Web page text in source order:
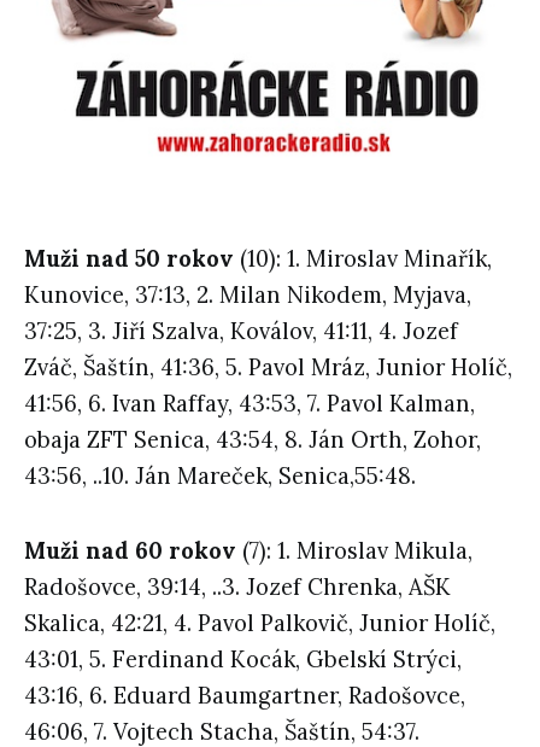
Muži nad 50 rokov (10): 1. Miroslav Minařík,
Kunovice, 37:13, 2. Milan Nikodem, Myjava,
37:25, 3. Jiří Szalva, Koválov, 41:11, 4. Jozef
Zváč, Šaštín, 41:36, 5. Pavol Mráz, Junior Holíč,
41:56, 6. Ivan Raffay, 43:53, 7. Pavol Kalman,
obaja ZFT Senica, 43:54, 8. Ján Orth, Zohor,
43:56, ..10. Ján Mareček, Senica,55:48.
Muži nad 60 rokov (7): 1. Miroslav Mikula,
Radošovce, 39:14, ..3. Jozef Chrenka, AŠK
Skalica, 42:21, 4. Pavol Palkovič, Junior Holíč,
43:01, 5. Ferdinand Kocák, Gbelskí Strýci,
43:16, 6. Eduard Baumgartner, Radošovce,
46:06, 7. Vojtech Stacha, Šaštín, 54:37.